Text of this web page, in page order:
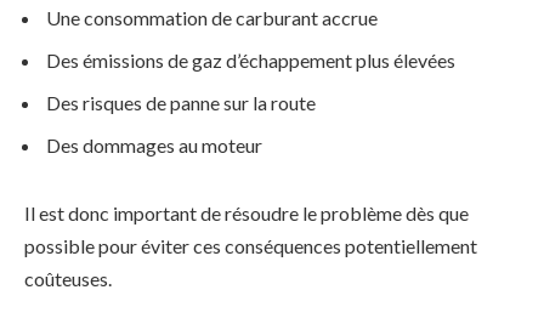
Une consommation de carburant accrue
Des émissions de gaz d’échappement plus élevées
Des risques de panne sur la route
Des dommages au moteur
Il est donc important de résoudre le problème dès que
possible pour éviter ces conséquences potentiellement
coûteuses.